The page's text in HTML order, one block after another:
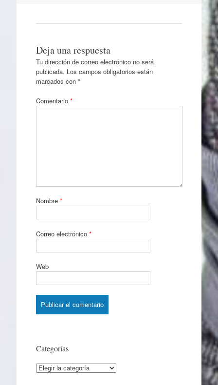
Deja una respuesta
Tu dirección de correo electrónico no será
publicada. Los campos obligatorios están
marcados con *
Comentario *
Nombre *
Correo electrónico *
Web
Categorías
Categorías